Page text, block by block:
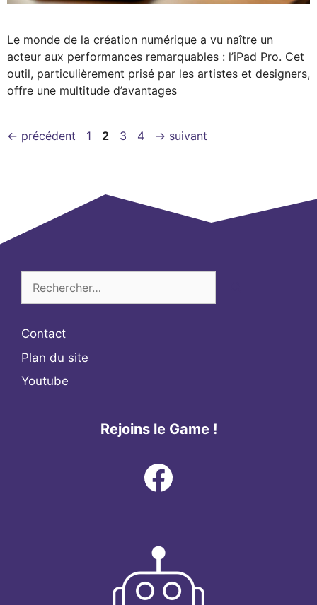
Le monde de la création numérique a vu naître un
acteur aux performances remarquables : l’iPad Pro. Cet
outil, particulièrement prisé par les artistes et designers,
offre une multitude d’avantages
← précédent Page
1 Page
2 Page
3 Page
4 → suivant
Contact
Plan du site
Youtube
Rejoins le Game !
Facebook